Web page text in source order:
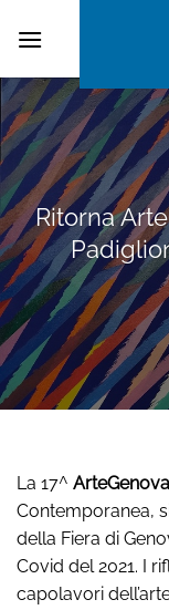
Ritorna
La 17^ ArteGenova
Contemporanea,
della Fiera di
Covid del 2021. I
capolavori